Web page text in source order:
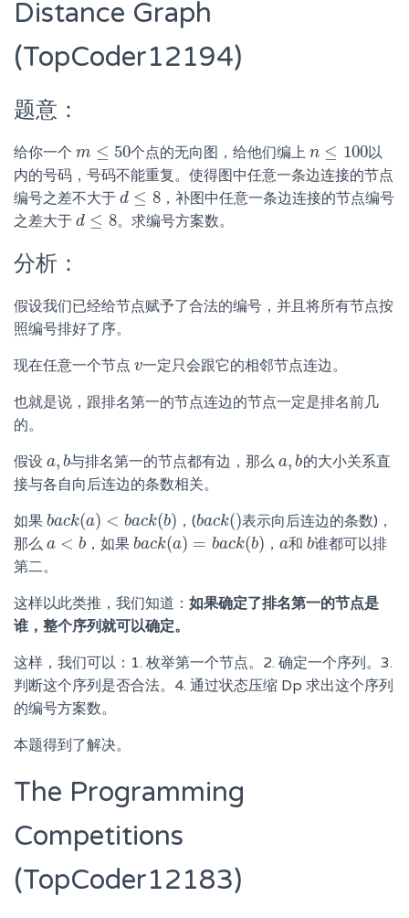
Distance Graph
(TopCoder12194)
题意：
给你一个 m ≤ 50
m≤ 50 个点的无向图，给他们编上n ≤ 100
n≤100
以
内的号码，号码不能重复。使得图中任意一条边连接的节点
编号之差不大于 d ≤ 8
d ≤8
，补图中任意一条边连接的节点编号
之差大于 d ≤ 8
d ≤8 。求编号方案数。
分析：
假设我们已经给节点赋予了合法的编号，并且将所有节点按
照编号排好了序。
现在任意一个节点 v
v一定只会跟它的相邻节点连边。
也就是说，跟排名第一的节点连边的节点一定是排名前几
的。
假设 a, b
a,b与排名第一的节点都有边，那么a, b
a,b的大小关系直
接与各自向后连边的条数相关。
如果 back(a) < back(b)
back(a)< ba ck(b) ，(back()
back( )表示向后连边的条数)，
那么 a < b
a<b ，如果back(a) = back(b)
back(a)=back(b) ， a
a和 b
b谁都可以排
第二。
这样以此类推，我们知道： 如果确定了排名第一的节点是
谁，整个序列就可以确定。
这样，我们可以：1. 枚举第一个节点。2. 确定一个序列。3.
判断这个序列是否合法。4. 通过状态压缩 Dp 求出这个序列
的编号方案数。
本题得到了解决。
The Programming
Competitions
(TopCoder12183)